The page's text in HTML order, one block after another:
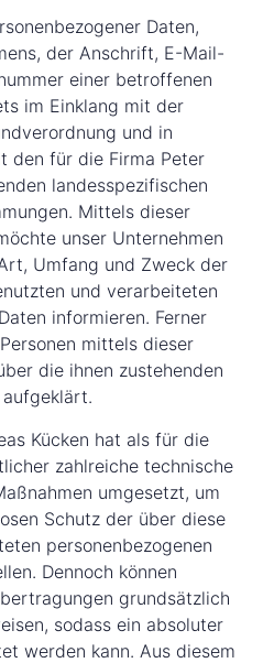
Daten,
der Anschrift, E-Mail-
einer betroffenen
im Einklang mit der
und in
den für die Firma Peter
landesspezifischen
Mittels dieser
unser Unternehmen
Umfang und Zweck der
und verarbeiteten
informieren. Ferner
mittels dieser
die ihnen zustehenden
aufgeklärt.
Kücken hat als für die
zahlreiche technische
umgesetzt, um
Schutz der über diese
personenbezogenen
Dennoch können
grundsätzlich
sodass ein absoluter
werden kann. Aus diesem